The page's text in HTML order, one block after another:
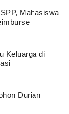
Mahasiswa
Keluarga di
Durian